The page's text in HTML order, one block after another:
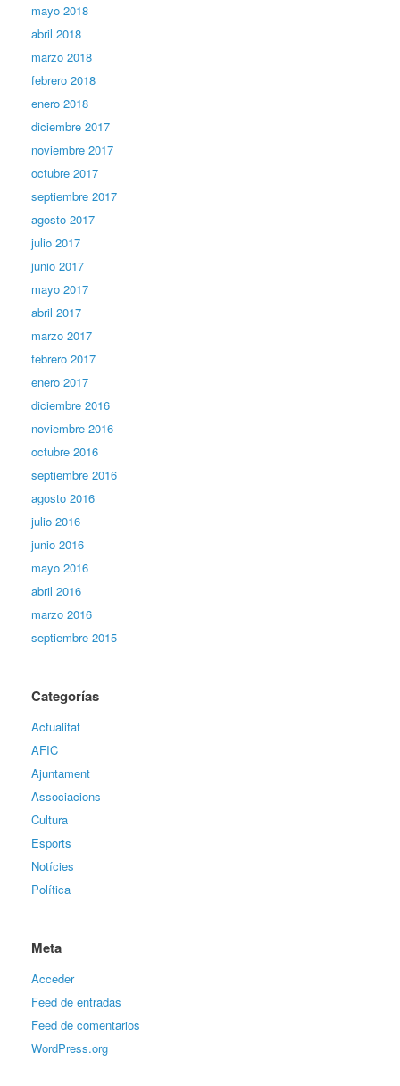
mayo 2018
abril 2018
marzo 2018
febrero 2018
enero 2018
diciembre 2017
noviembre 2017
octubre 2017
septiembre 2017
agosto 2017
julio 2017
junio 2017
mayo 2017
abril 2017
marzo 2017
febrero 2017
enero 2017
diciembre 2016
noviembre 2016
octubre 2016
septiembre 2016
agosto 2016
julio 2016
junio 2016
mayo 2016
abril 2016
marzo 2016
septiembre 2015
Categorías
Actualitat
AFIC
Ajuntament
Associacions
Cultura
Esports
Notícies
Política
Meta
Acceder
Feed de entradas
Feed de comentarios
WordPress.org